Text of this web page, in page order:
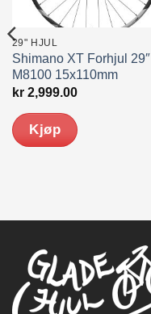
29" HJUL
Shimano XT Forhjul 29″
M8100 15x110mm
kr2,999.00
Kjøp